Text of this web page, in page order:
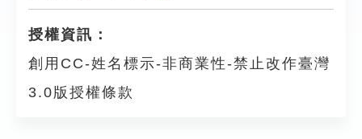
授權資訊：
創用CC-姓名標示-非商業性-禁止改作臺灣
3.0版授權條款